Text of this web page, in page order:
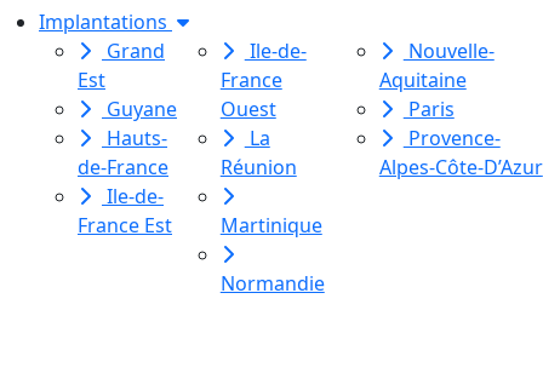
Implantations
Grand
Est
Guyane
Hauts-
de-France
Ile-de-
France Est
Ile-de-
France
Ouest
La
Réunion
Martinique
Normandie
Nouvelle-
Aquitaine
Paris
Provence-
Alpes-Côte-D’Azur